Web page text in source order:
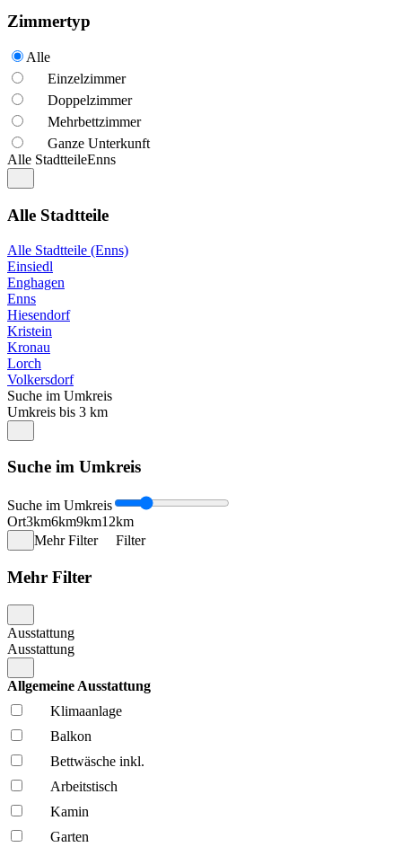
Zimmertyp
Alle
Einzelzimmer
Doppelzimmer
Mehrbettzimmer
Ganze Unterkunft
Alle StadtteileEnns
Alle Stadtteile
Alle Stadtteile (Enns)
Einsiedl
Enghagen
Enns
Hiesendorf
Kristein
Kronau
Lorch
Volkersdorf
Suche im Umkreis
Umkreis bis 3 km
Suche im Umkreis
Suche im Umkreis
Ort3km6km9km12km
Mehr Filter
Filter
Mehr Filter
Ausstattung
Ausstattung
Allgemeine Ausstattung
Klima­anlage
Balkon
Bettwäsche inkl.
Arbeitstisch
Kamin
Garten